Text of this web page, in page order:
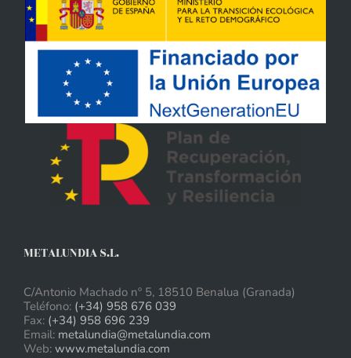
METALUNDIA S.L.
C/Antonio Machado nº 5, 18510 Benalua (Granada)
Teléfono: (+34) 958 676 039
Fax: (+34) 958 696 239
Email: metalundia@metalundia.com
Web: www.metalundia.com